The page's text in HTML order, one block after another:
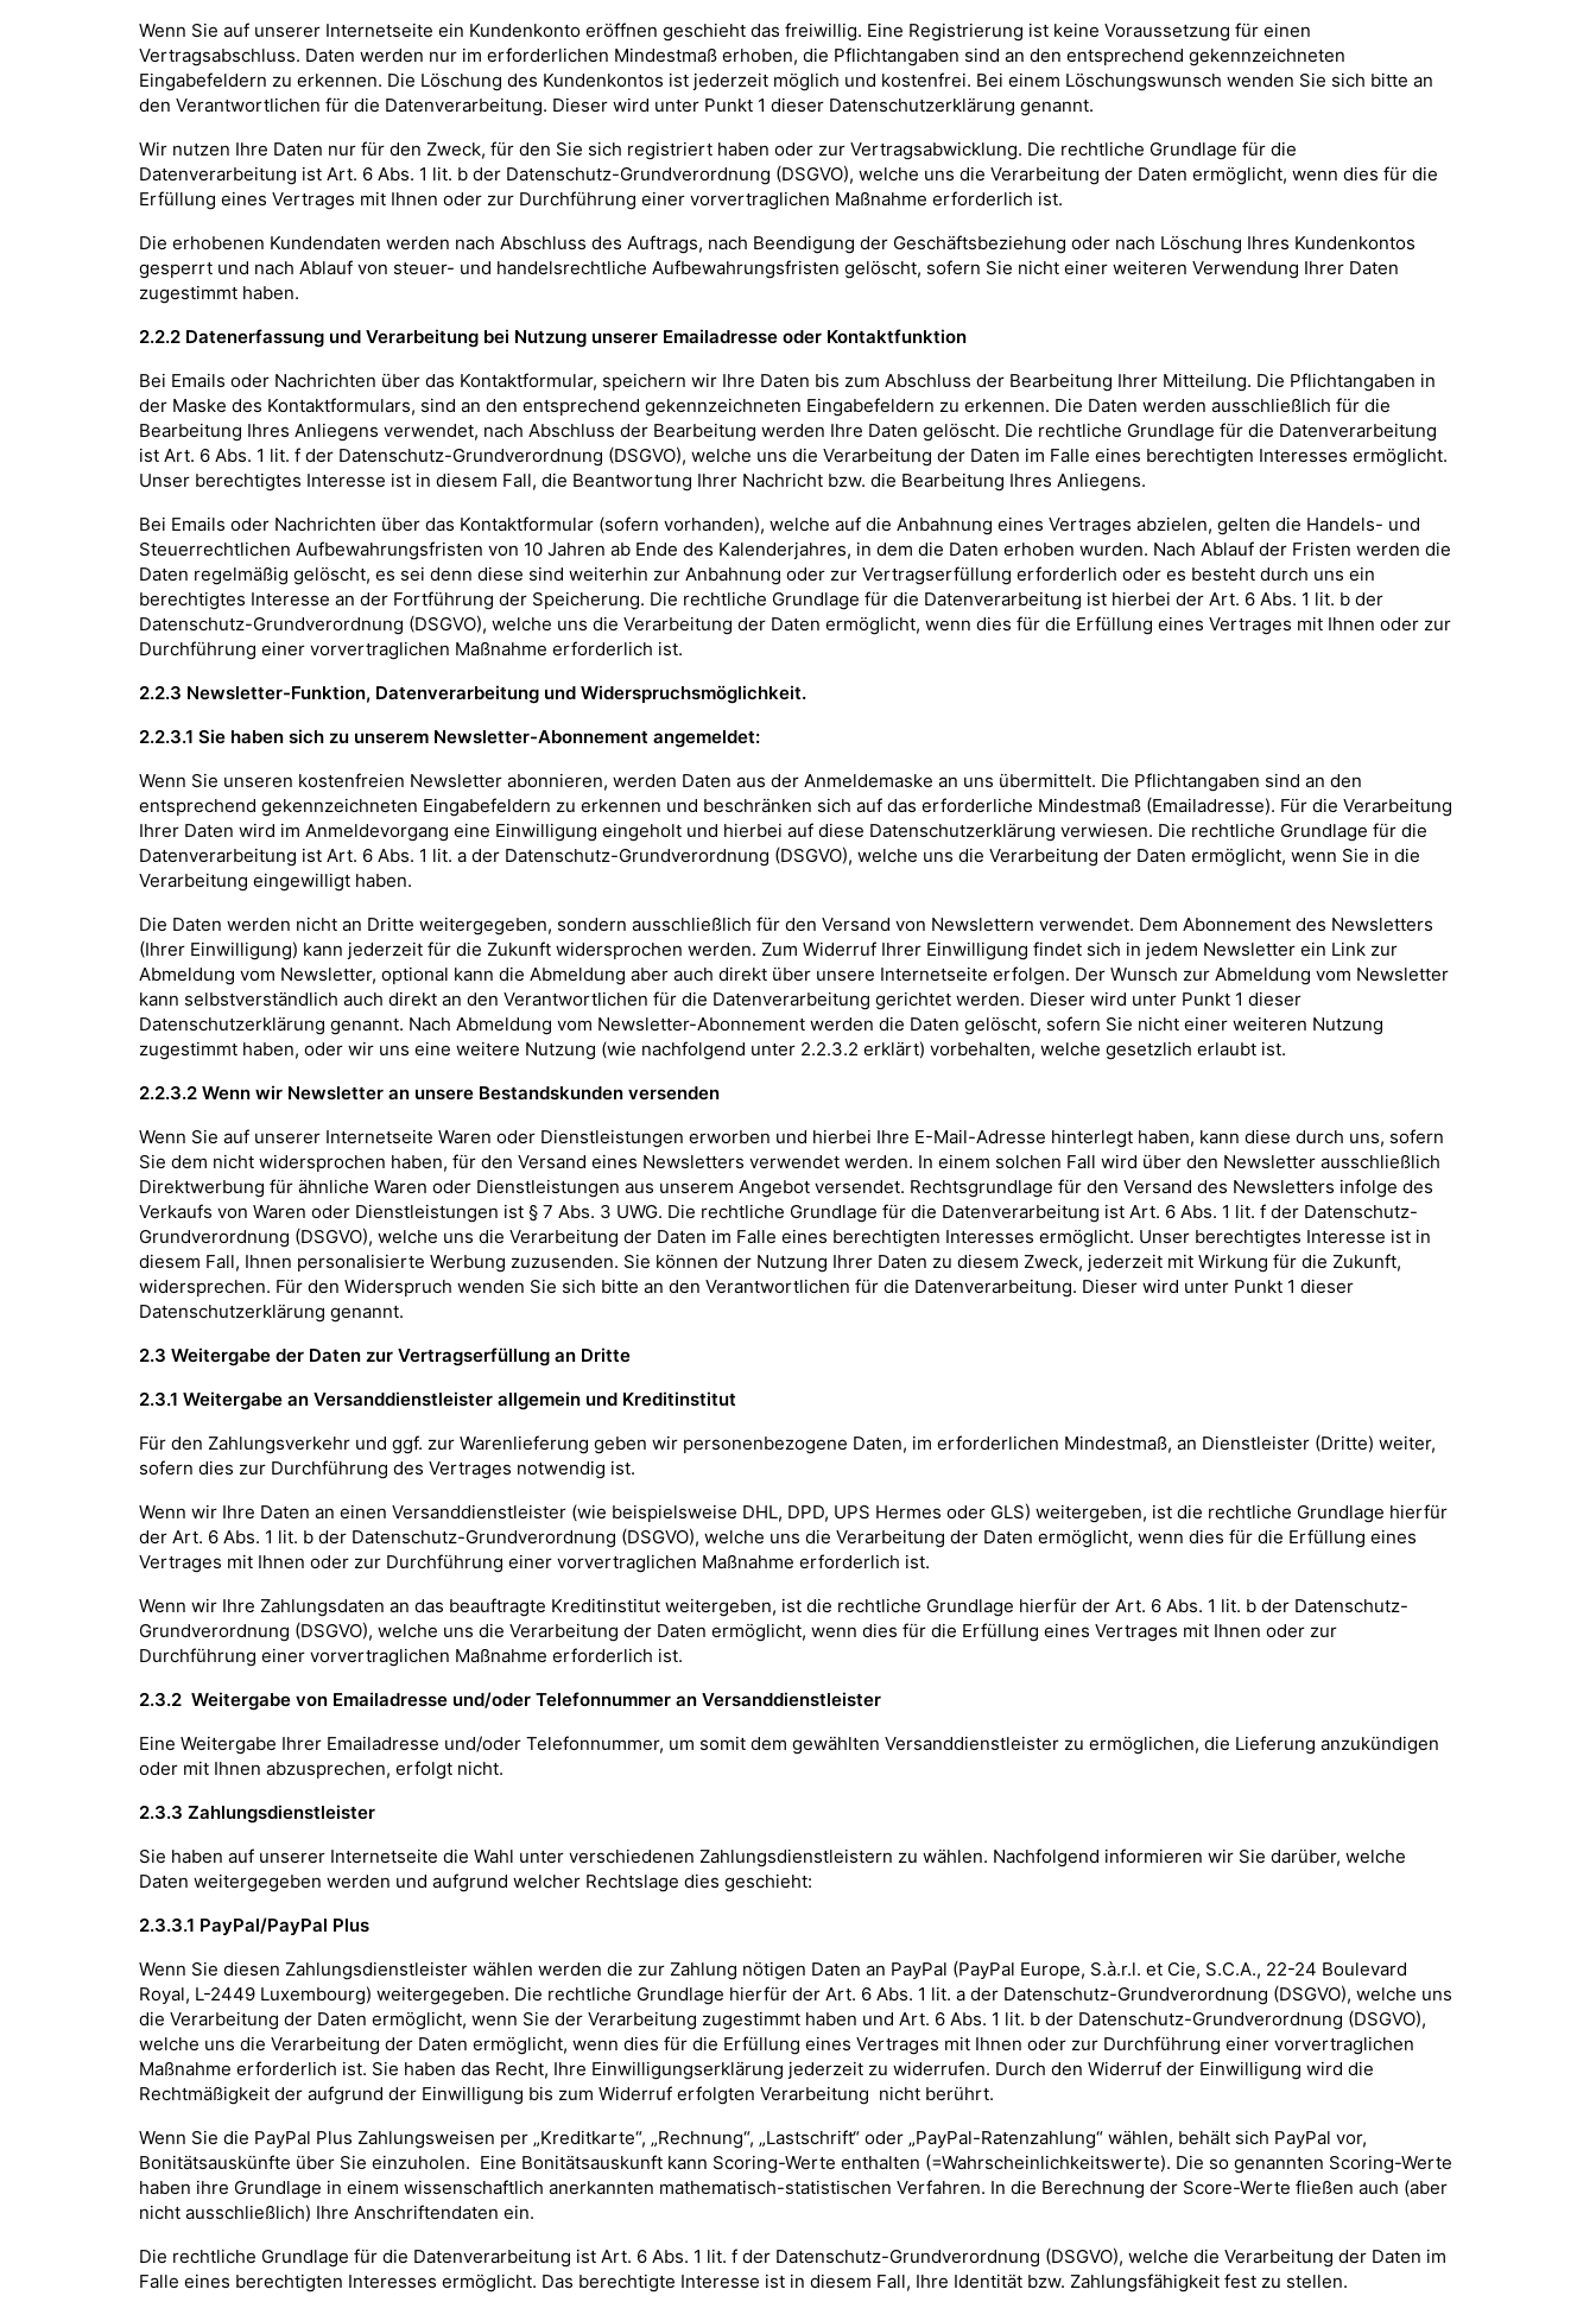
Wenn Sie auf unserer Internetseite ein Kundenkonto eröffnen geschieht das freiwillig. Eine Registrierung ist keine Voraussetzung für einen
Vertragsabschluss. Daten werden nur im erforderlichen Mindestmaß erhoben, die Pflichtangaben sind an den entsprechend gekennzeichneten
Eingabefeldern zu erkennen. Die Löschung des Kundenkontos ist jederzeit möglich und kostenfrei. Bei einem Löschungswunsch wenden Sie sich bitte an
den Verantwortlichen für die Datenverarbeitung. Dieser wird unter Punkt 1 dieser Datenschutzerklärung genannt.
Wir nutzen Ihre Daten nur für den Zweck, für den Sie sich registriert haben oder zur Vertragsabwicklung. Die rechtliche Grundlage für die
Datenverarbeitung ist Art. 6 Abs. 1 lit. b der Datenschutz-Grundverordnung (DSGVO), welche uns die Verarbeitung der Daten ermöglicht, wenn dies für die
Erfüllung eines Vertrages mit Ihnen oder zur Durchführung einer vorvertraglichen Maßnahme erforderlich ist.
Die erhobenen Kundendaten werden nach Abschluss des Auftrags, nach Beendigung der Geschäftsbeziehung oder nach Löschung Ihres Kundenkontos
gesperrt und nach Ablauf von steuer- und handelsrechtliche Aufbewahrungsfristen gelöscht, sofern Sie nicht einer weiteren Verwendung Ihrer Daten
zugestimmt haben.
2.2.2 Datenerfassung und Verarbeitung bei Nutzung unserer Emailadresse oder Kontaktfunktion
Bei Emails oder Nachrichten über das Kontaktformular, speichern wir Ihre Daten bis zum Abschluss der Bearbeitung Ihrer Mitteilung. Die Pflichtangaben in
der Maske des Kontaktformulars, sind an den entsprechend gekennzeichneten Eingabefeldern zu erkennen. Die Daten werden ausschließlich für die
Bearbeitung Ihres Anliegens verwendet, nach Abschluss der Bearbeitung werden Ihre Daten gelöscht. Die rechtliche Grundlage für die Datenverarbeitung
ist Art. 6 Abs. 1 lit. f der Datenschutz-Grundverordnung (DSGVO), welche uns die Verarbeitung der Daten im Falle eines berechtigten Interesses ermöglicht.
Unser berechtigtes Interesse ist in diesem Fall, die Beantwortung Ihrer Nachricht bzw. die Bearbeitung Ihres Anliegens.
Bei Emails oder Nachrichten über das Kontaktformular (sofern vorhanden), welche auf die Anbahnung eines Vertrages abzielen, gelten die Handels- und
Steuerrechtlichen Aufbewahrungsfristen von 10 Jahren ab Ende des Kalenderjahres, in dem die Daten erhoben wurden. Nach Ablauf der Fristen werden die
Daten regelmäßig gelöscht, es sei denn diese sind weiterhin zur Anbahnung oder zur Vertragserfüllung erforderlich oder es besteht durch uns ein
berechtigtes Interesse an der Fortführung der Speicherung. Die rechtliche Grundlage für die Datenverarbeitung ist hierbei der Art. 6 Abs. 1 lit. b der
Datenschutz-Grundverordnung (DSGVO), welche uns die Verarbeitung der Daten ermöglicht, wenn dies für die Erfüllung eines Vertrages mit Ihnen oder zur
Durchführung einer vorvertraglichen Maßnahme erforderlich ist.
2.2.3 Newsletter-Funktion, Datenverarbeitung und Widerspruchsmöglichkeit.
2.2.3.1 Sie haben sich zu unserem Newsletter-Abonnement angemeldet:
Wenn Sie unseren kostenfreien Newsletter abonnieren, werden Daten aus der Anmeldemaske an uns übermittelt. Die Pflichtangaben sind an den
entsprechend gekennzeichneten Eingabefeldern zu erkennen und beschränken sich auf das erforderliche Mindestmaß (Emailadresse). Für die Verarbeitung
Ihrer Daten wird im Anmeldevorgang eine Einwilligung eingeholt und hierbei auf diese Datenschutzerklärung verwiesen. Die rechtliche Grundlage für die
Datenverarbeitung ist Art. 6 Abs. 1 lit. a der Datenschutz-Grundverordnung (DSGVO), welche uns die Verarbeitung der Daten ermöglicht, wenn Sie in die
Verarbeitung eingewilligt haben.
Die Daten werden nicht an Dritte weitergegeben, sondern ausschließlich für den Versand von Newslettern verwendet. Dem Abonnement des Newsletters
(Ihrer Einwilligung) kann jederzeit für die Zukunft widersprochen werden. Zum Widerruf Ihrer Einwilligung findet sich in jedem Newsletter ein Link zur
Abmeldung vom Newsletter, optional kann die Abmeldung aber auch direkt über unsere Internetseite erfolgen. Der Wunsch zur Abmeldung vom Newsletter
kann selbstverständlich auch direkt an den Verantwortlichen für die Datenverarbeitung gerichtet werden. Dieser wird unter Punkt 1 dieser
Datenschutzerklärung genannt. Nach Abmeldung vom Newsletter-Abonnement werden die Daten gelöscht, sofern Sie nicht einer weiteren Nutzung
zugestimmt haben, oder wir uns eine weitere Nutzung (wie nachfolgend unter 2.2.3.2 erklärt) vorbehalten, welche gesetzlich erlaubt ist.
2.2.3.2 Wenn wir Newsletter an unsere Bestandskunden versenden
Wenn Sie auf unserer Internetseite Waren oder Dienstleistungen erworben und hierbei Ihre E-Mail-Adresse hinterlegt haben, kann diese durch uns, sofern
Sie dem nicht widersprochen haben, für den Versand eines Newsletters verwendet werden. In einem solchen Fall wird über den Newsletter ausschließlich
Direktwerbung für ähnliche Waren oder Dienstleistungen aus unserem Angebot versendet. Rechtsgrundlage für den Versand des Newsletters infolge des
Verkaufs von Waren oder Dienstleistungen ist § 7 Abs. 3 UWG. Die rechtliche Grundlage für die Datenverarbeitung ist Art. 6 Abs. 1 lit. f der Datenschutz-
Grundverordnung (DSGVO), welche uns die Verarbeitung der Daten im Falle eines berechtigten Interesses ermöglicht. Unser berechtigtes Interesse ist in
diesem Fall, Ihnen personalisierte Werbung zuzusenden. Sie können der Nutzung Ihrer Daten zu diesem Zweck, jederzeit mit Wirkung für die Zukunft,
widersprechen. Für den Widerspruch wenden Sie sich bitte an den Verantwortlichen für die Datenverarbeitung. Dieser wird unter Punkt 1 dieser
Datenschutzerklärung genannt.
2.3 Weitergabe der Daten zur Vertragserfüllung an Dritte
2.3.1 Weitergabe an Versanddienstleister allgemein und Kreditinstitut
Für den Zahlungsverkehr und ggf. zur Warenlieferung geben wir personenbezogene Daten, im erforderlichen Mindestmaß, an Dienstleister (Dritte) weiter,
sofern dies zur Durchführung des Vertrages notwendig ist.
Wenn wir Ihre Daten an einen Versanddienstleister (wie beispielsweise DHL, DPD, UPS Hermes oder GLS) weitergeben, ist die rechtliche Grundlage hierfür
der Art. 6 Abs. 1 lit. b der Datenschutz-Grundverordnung (DSGVO), welche uns die Verarbeitung der Daten ermöglicht, wenn dies für die Erfüllung eines
Vertrages mit Ihnen oder zur Durchführung einer vorvertraglichen Maßnahme erforderlich ist.
Wenn wir Ihre Zahlungsdaten an das beauftragte Kreditinstitut weitergeben, ist die rechtliche Grundlage hierfür der Art. 6 Abs. 1 lit. b der Datenschutz-
Grundverordnung (DSGVO), welche uns die Verarbeitung der Daten ermöglicht, wenn dies für die Erfüllung eines Vertrages mit Ihnen oder zur
Durchführung einer vorvertraglichen Maßnahme erforderlich ist.
2.3.2 Weitergabe von Emailadresse und/oder Telefonnummer an Versanddienstleister
Eine Weitergabe Ihrer Emailadresse und/oder Telefonnummer, um somit dem gewählten Versanddienstleister zu ermöglichen, die Lieferung anzukündigen
oder mit Ihnen abzusprechen, erfolgt nicht.
2.3.3 Zahlungsdienstleister
Sie haben auf unserer Internetseite die Wahl unter verschiedenen Zahlungsdienstleistern zu wählen. Nachfolgend informieren wir Sie darüber, welche
Daten weitergegeben werden und aufgrund welcher Rechtslage dies geschieht:
2.3.3.1 PayPal/PayPal Plus
Wenn Sie diesen Zahlungsdienstleister wählen werden die zur Zahlung nötigen Daten an PayPal (PayPal Europe, S.à.r.l. et Cie, S.C.A., 22-24 Boulevard
Royal, L-2449 Luxembourg) weitergegeben. Die rechtliche Grundlage hierfür der Art. 6 Abs. 1 lit. a der Datenschutz-Grundverordnung (DSGVO), welche uns
die Verarbeitung der Daten ermöglicht, wenn Sie der Verarbeitung zugestimmt haben und Art. 6 Abs. 1 lit. b der Datenschutz-Grundverordnung (DSGVO),
welche uns die Verarbeitung der Daten ermöglicht, wenn dies für die Erfüllung eines Vertrages mit Ihnen oder zur Durchführung einer vorvertraglichen
Maßnahme erforderlich ist. Sie haben das Recht, Ihre Einwilligungserklärung jederzeit zu widerrufen. Durch den Widerruf der Einwilligung wird die
Rechtmäßigkeit der aufgrund der Einwilligung bis zum Widerruf erfolgten Verarbeitung nicht berührt.
Wenn Sie die PayPal Plus Zahlungsweisen per „Kreditkarte“, „Rechnung“, „Lastschrift“ oder „PayPal-Ratenzahlung“ wählen, behält sich PayPal vor,
Bonitätsauskünfte über Sie einzuholen. Eine Bonitätsauskunft kann Scoring-Werte enthalten (=Wahrscheinlichkeitswerte). Die so genannten Scoring-Werte
haben ihre Grundlage in einem wissenschaftlich anerkannten mathematisch-statistischen Verfahren. In die Berechnung der Score-Werte fließen auch (aber
nicht ausschließlich) Ihre Anschriftendaten ein.
Die rechtliche Grundlage für die Datenverarbeitung ist Art. 6 Abs. 1 lit. f der Datenschutz-Grundverordnung (DSGVO), welche die Verarbeitung der Daten im
Falle eines berechtigten Interesses ermöglicht. Das berechtigte Interesse ist in diesem Fall, Ihre Identität bzw. Zahlungsfähigkeit fest zu stellen.